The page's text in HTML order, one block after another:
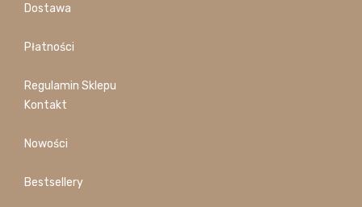
Dostawa
Płatności
Regulamin Sklepu
Kontakt
Nowości
Bestsellery